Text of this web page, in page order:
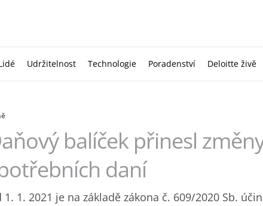
Udržitelnost Technologie Poradenství Deloitte živě
balíček přinesl
daní
1. 1. 2021 je na základě zákona č. 609/2020 Sb.